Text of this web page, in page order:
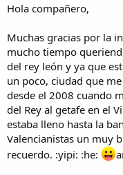
Hola compañero,
Muchas gracias por la
mucho tiempo
del rey león y ya que
un poco, ciudad que
desde el 2008 cuando
del Rey al getafe en el
estaba lleno hasta la
Valencianistas un muy
recuerdo. :yipi: :he: